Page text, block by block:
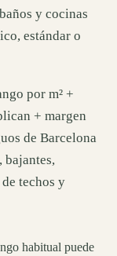
y cocinas
estándar o
por m² +
+ margen
de Barcelona
techos y
habitual puede